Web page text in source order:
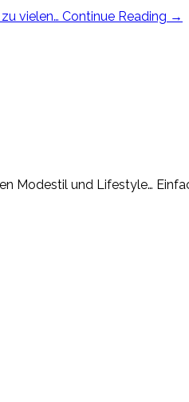
vielen… Continue Reading →
Modestil und Lifestyle…